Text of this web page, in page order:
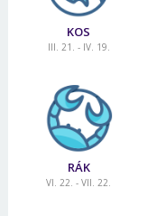
KOS
III. 21. - IV. 19.
RÁK
VI. 22. - VII. 22.